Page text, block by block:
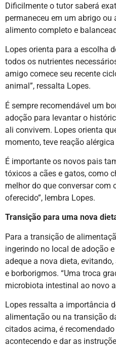
Dificilmente o tutor saberá
permaneceu em um abrigo ou
alimento completo e
Lopes orienta para a escolha
todos os nutrientes
amigo comece seu recente
animal”, ressalta Lopes.
É sempre recomendável um
adoção para levantar o
ali convivem. Lopes orienta
momento, teve reação
É importante os novos pais
tóxicos a cães e gatos, como
melhor do que conversar com
oferecido”, lembra Lopes.
Transição para uma nova
Para a transição de
ingerindo no local de adoção
adeque a nova dieta,
e borborigmos. “Uma troca
microbiota intestinal ao novo
Lopes ressalta a importância
alimentação ou na transição
citados acima, é
acontecendo e dar as